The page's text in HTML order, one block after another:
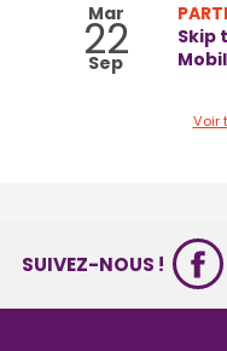
Mar
22
Sep
Skip
Voir
SUIVEZ-NOUS !